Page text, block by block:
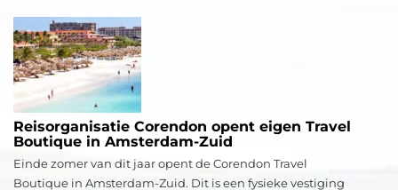
Reisorganisatie Corendon opent eigen Travel
Boutique in Amsterdam-Zuid
Einde zomer van dit jaar opent de Corendon Travel
Boutique in Amsterdam-Zuid. Dit is een fysieke vestiging